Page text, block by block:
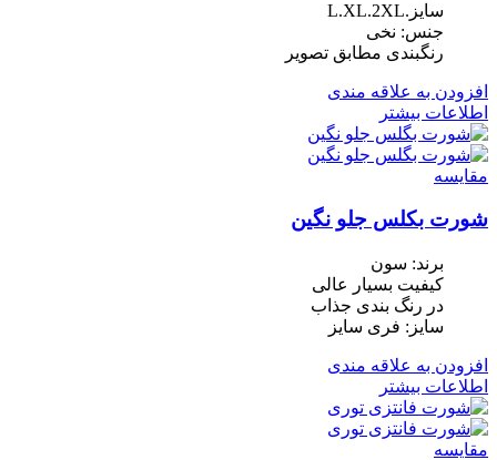
سایز.L.XL.2XL
جنس: نخی
رنگبندی مطابق تصویر
افزودن به علاقه مندی
اطلاعات بیشتر
مقایسه
شورت بکلس جلو نگین
برند: سون
کیفیت بسیار عالی
در رنگ بندی جذاب
سایز: فری سایز
افزودن به علاقه مندی
اطلاعات بیشتر
مقایسه